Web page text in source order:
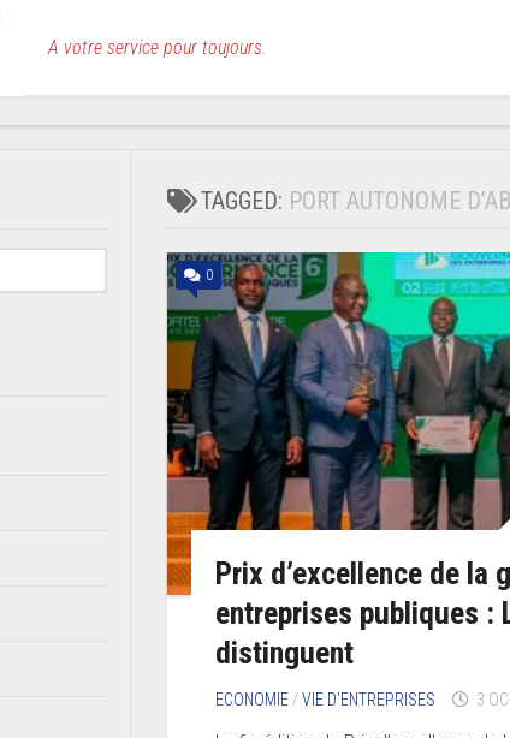
A votre service pour toujours.
TAGGED: PORT AUTONOME
0
Prix d’excellence de la
entreprises publiques :
distinguent
ECONOMIE /VIE D’ENTREPRISES 3